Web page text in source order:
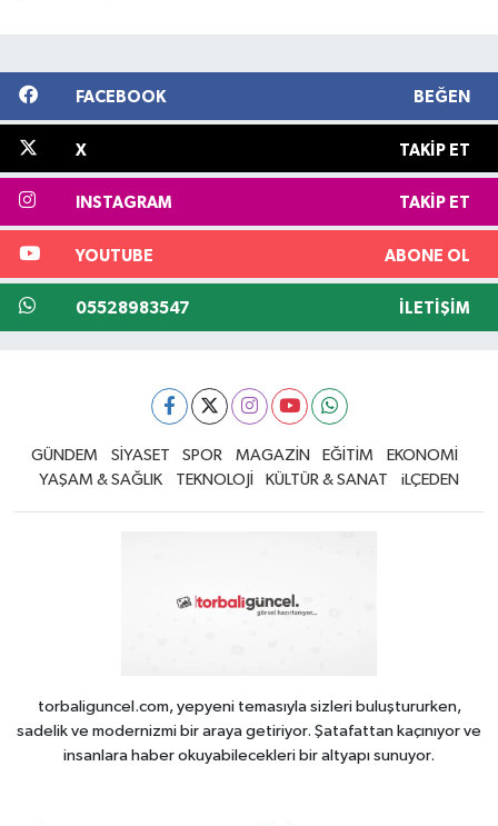
FACEBOOK BEĞEN
X TAKIP ET
INSTAGRAM TAKIP ET
YOUTUBE ABONE OL
05528983547 İLETIŞIM
GÜNDEM SİYASET SPOR MAGAZİN EĞİTİM
EKONOMİ
YAŞAM & SAĞLIK
TEKNOLOJİ KÜLTÜR & SANAT iLÇEDEN
torbaliguncel.com, yepyeni temasıyla sizleri buluştururken,
sadelik ve modernizmi bir araya getiriyor. Şatafattan kaçınıyor ve
insanlara haber okuyabilecekleri bir altyapı sunuyor.